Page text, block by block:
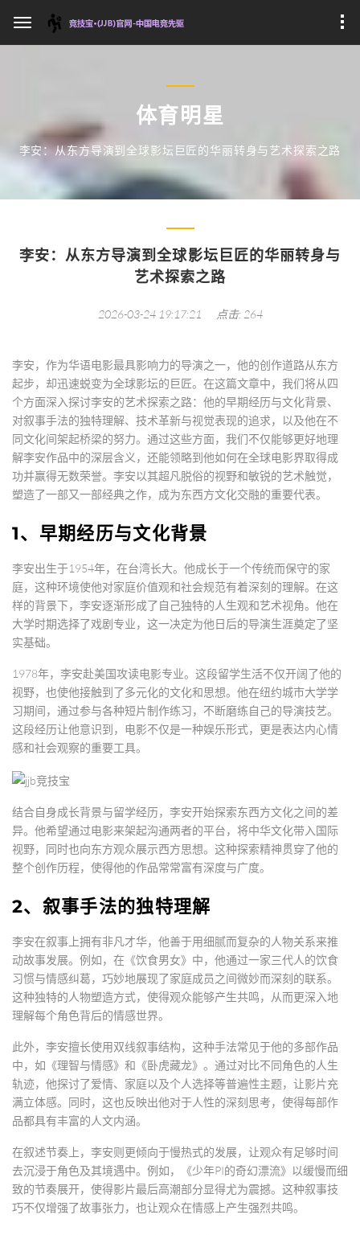
体育明星
李安：从东方导演到全球影坛巨匠的华丽转身与艺术探索之路
李安：从东方导演到全球影坛巨匠的华丽转身与
艺术探索之路
2026-03-24 19:17:21 点击: 264
李安，作为华语电影最具影响力的导演之一，他的创作道路从东方
起步，却迅速蜕变为全球影坛的巨匠。在这篇文章中，我们将从四
个方面深入探讨李安的艺术探索之路：他的早期经历与文化背景、
对叙事手法的独特理解、技术革新与视觉表现的追求，以及他在不
同文化间架起桥梁的努力。通过这些方面，我们不仅能够更好地理
解李安作品中的深层含义，还能领略到他如何在全球电影界取得成
功并赢得无数荣誉。李安以其超凡脱俗的视野和敏锐的艺术触觉，
塑造了一部又一部经典之作，成为东西方文化交融的重要代表。
1、早期经历与文化背景
李安出生于1954年，在台湾长大。他成长于一个传统而保守的家
庭，这种环境使他对家庭价值观和社会规范有着深刻的理解。在这
样的背景下，李安逐渐形成了自己独特的人生观和艺术视角。他在
大学时期选择了戏剧专业，这一决定为他日后的导演生涯奠定了坚
实基础。
1978年，李安赴美国攻读电影专业。这段留学生活不仅开阔了他的
视野，也使他接触到了多元化的文化和思想。他在纽约城市大学学
习期间，通过参与各种短片制作练习，不断磨练自己的导演技艺。
这段经历让他意识到，电影不仅是一种娱乐形式，更是表达内心情
感和社会观察的重要工具。
结合自身成长背景与留学经历，李安开始探索东西方文化之间的差
异。他希望通过电影来架起沟通两者的平台，将中华文化带入国际
视野，同时也向东方观众展示西方思想。这种探索精神贯穿了他的
整个创作历程，使得他的作品常常富有深度与广度。
2、叙事手法的独特理解
李安在叙事上拥有非凡才华，他善于用细腻而复杂的人物关系来推
动故事发展。例如，在《饮食男女》中，他通过一家三代人的饮食
习惯与情感纠葛，巧妙地展现了家庭成员之间微妙而深刻的联系。
这种独特的人物塑造方式，使得观众能够产生共鸣，从而更深入地
理解每个角色背后的情感世界。
此外，李安擅长使用双线叙事结构，这种手法常见于他的多部作品
中，如《理智与情感》和《卧虎藏龙》。通过对比不同角色的人生
轨迹，他探讨了爱情、家庭以及个人选择等普遍性主题，让影片充
满立体感。同时，这也反映出他对于人性的深刻思考，使得每部作
品都具有丰富的人文内涵。
在叙述节奏上，李安则更倾向于慢热式的发展，让观众有足够时间
去沉浸于角色及其境遇中。例如，《少年PI的奇幻漂流》以缓慢而细
致的节奏展开，使得影片最后高潮部分显得尤为震撼。这种叙事技
巧不仅增强了故事张力，也让观众在情感上产生强烈共鸣。